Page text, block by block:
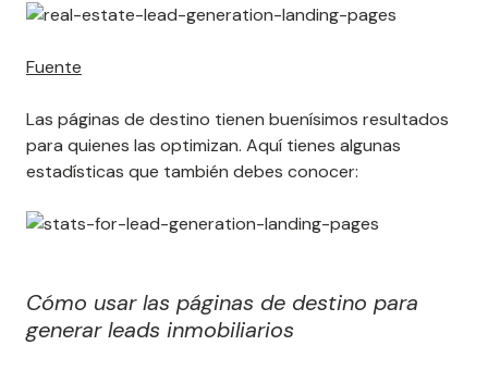
Fuente
Las páginas de destino tienen buenísimos resultados
para quienes las optimizan. Aquí tienes algunas
estadísticas que también debes conocer:
Cómo usar las páginas de destino para
generar leads inmobiliarios